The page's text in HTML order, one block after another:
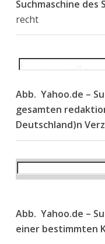
Suchmaschine des
recht
Abb. Yahoo.de –
gesamten
Deutschland)n
Abb. Yahoo.de –
einer bestimmten